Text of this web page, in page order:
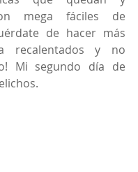
mega fáciles de
de hacer más
recalentados y no
Mi segundo día de